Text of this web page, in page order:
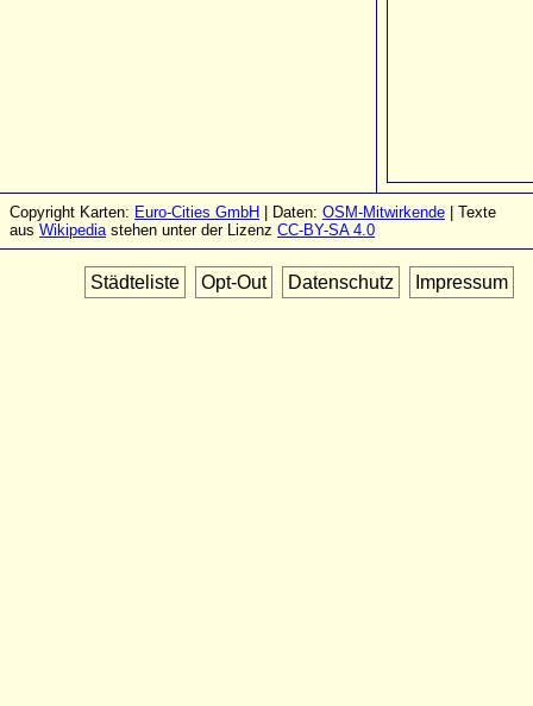
Copyright Karten: Euro-Cities GmbH | Daten: OSM-Mitwirkende | Texte
aus Wikipediastehen unter der Lizenz CC-BY-SA 4.0
Städteliste Opt-Out Datenschutz Impressum